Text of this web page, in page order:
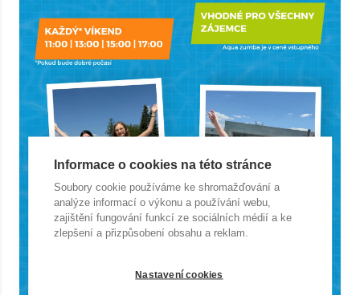
Informace o cookies na této stránce
Soubory cookie používáme ke shromažďování a
analýze informací o výkonu a používání webu,
zajištění fungování funkcí ze sociálních médií a ke
zlepšení a přizpůsobení obsahu a reklam.
Nastavení cookies